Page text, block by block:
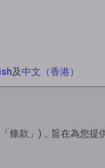
及 中文（香港）
條款」)，旨在為您